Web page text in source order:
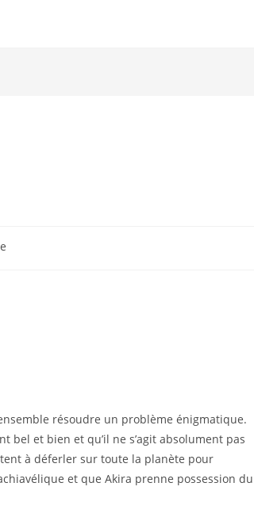
résoudre un problème énigmatique.
bel et bien et qu’il ne s’agit absolument pas
à déferler sur toute la planète pour
et que Akira prenne possession du